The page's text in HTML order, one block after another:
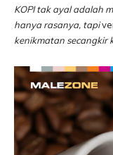
KOPI tak ayal adalah
hanya rasanya, tapi
kenikmatan secangkir